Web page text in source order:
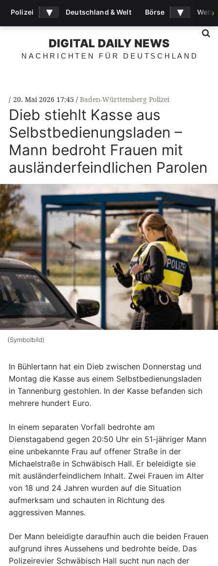
DIGITAL DAILY NEWS
NACHRICHTEN FÜR DEUTSCHLAND
20. Mai 2026 17:45 Baden-Württemberg Polizei
Dieb stiehlt Kasse aus
Selbstbedienungsladen –
Mann bedroht Frauen mit
ausländerfeindlichen Parolen
(Symbolbild)
In Bühlertann hat ein Dieb zwischen Donnerstag und
Montag die Kasse aus einem Selbstbedienungsladen
in Tannenburg gestohlen. In der Kasse befanden sich
mehrere hundert Euro.
In einem separaten Vorfall bedrohte am
Dienstagabend gegen 20:50 Uhr ein 51-jähriger Mann
eine unbekannte Frau auf offener Straße in der
Michaelstraße in Schwäbisch Hall. Er beleidigte sie
mit ausländerfeindlichem Inhalt. Zwei Frauen im Alter
von 18 und 24 Jahren wurden auf die Situation
aufmerksam und schauten in Richtung des
aggressiven Mannes.
Der Mann beleidigte daraufhin auch die beiden Frauen
aufgrund ihres Aussehens und bedrohte beide. Das
Polizeirevier Schwäbisch Hall sucht nun nach der
Polizei ▾ Deutschland & Welt Börse ▾ ›